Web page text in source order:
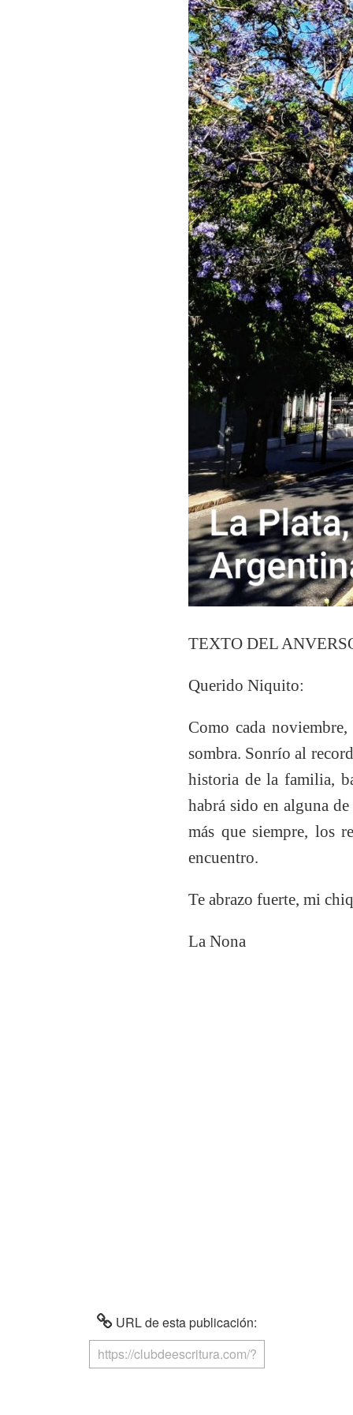
TEXTO DEL
Querido Niquito:
Como cada
sombra. Sonrío al
historia de la familia,
habrá sido en alguna
más que siempre, los
encuentro.
Te abrazo fuerte, mi
La Nona
URL de esta publicación: